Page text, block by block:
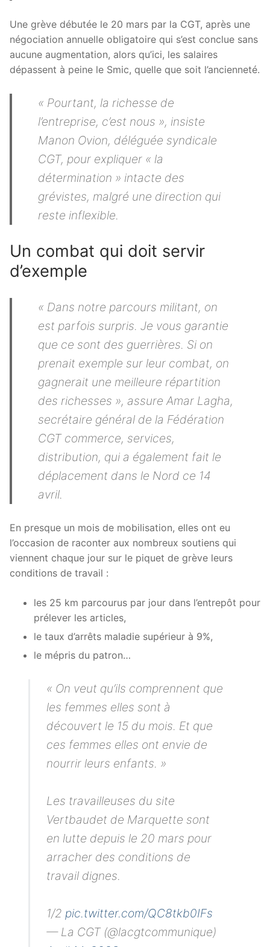
Une grève débutée le 20 mars par la CGT, après une
négociation annuelle obligatoire qui s’est conclue sans
aucune augmentation, alors qu’ici, les salaires
dépassent à peine le Smic, quelle que soit l’ancienneté.
« Pourtant, la richesse de
l’entreprise, c’est nous », insiste
Manon Ovion, déléguée syndicale
CGT, pour expliquer « la
détermination » intacte des
grévistes, malgré une direction qui
reste inflexible.
Un combat qui doit servir
d’exemple
« Dans notre parcours militant, on
est parfois surpris. Je vous garantie
que ce sont des guerrières. Si on
prenait exemple sur leur combat, on
gagnerait une meilleure répartition
des richesses », assure Amar Lagha,
secrétaire général de la Fédération
CGT commerce, services,
distribution, qui a également fait le
déplacement dans le Nord ce 14
avril.
En presque un mois de mobilisation, elles ont eu
l’occasion de raconter aux nombreux soutiens qui
viennent chaque jour sur le piquet de grève leurs
conditions de travail :
les 25 km parcourus par jour dans l’entrepôt pour
prélever les articles,
le taux d’arrêts maladie supérieur à 9%,
le mépris du patron…
« On veut qu’ils comprennent que
les femmes elles sont à
découvert le 15 du mois. Et que
ces femmes elles ont envie de
nourrir leurs enfants. »
Les travailleuses du site
Vertbaudet de Marquette sont
en lutte depuis le 20 mars pour
arracher des conditions de
travail dignes.
1/2 pic.twitter.com/QC8tkb0IFs
— La CGT (@lacgtcommunique)